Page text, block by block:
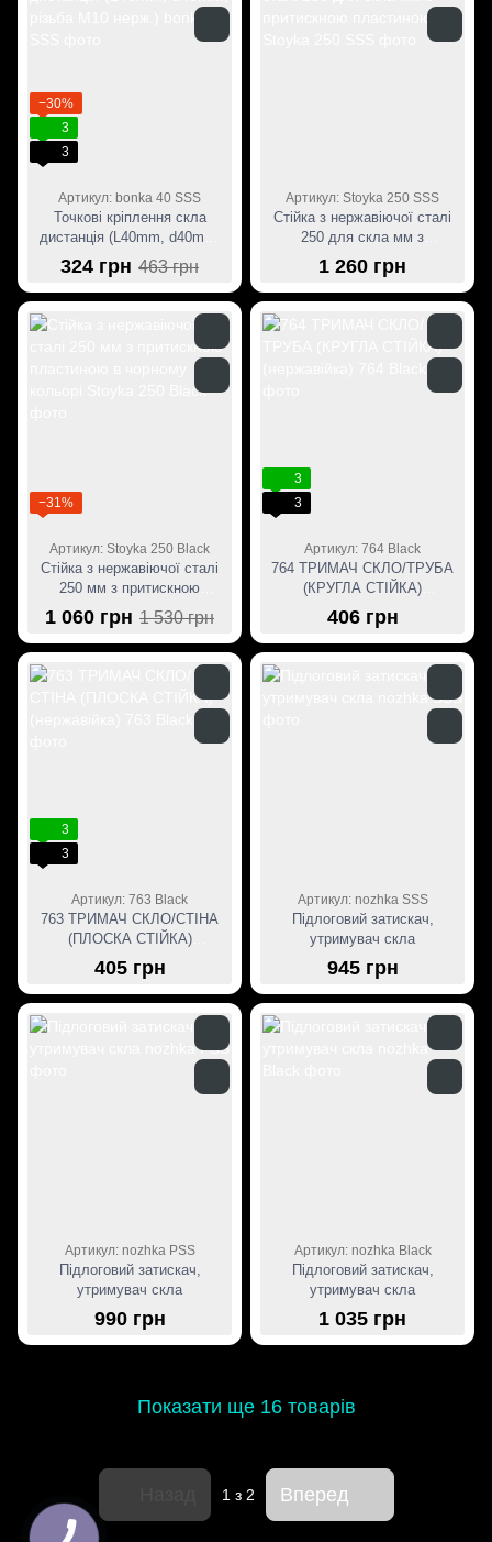
−30%
3
3
Артикул: bonka 40 SSS
Точкові кріплення скла
дистанція (L40mm, d40mm,
різьба M10 нерж.)
324 грн 463 грн
Артикул: Stoyka 250 SSS
Стійка з нержавіючої сталі
250 для скла мм з
притискною пластиною
1 260 грн
−31%
Артикул: Stoyka 250 Black
Стійка з нержавіючої сталі
250 мм з притискною
пластиною в чорному кольорі
1 060 грн 1 530 грн
3
3
Артикул: 764 Black
764 ТРИМАЧ СКЛО/ТРУБА
(КРУГЛА СТІЙКА)
(нержавійка)
406 грн
3
3
Артикул: 763 Black
763 ТРИМАЧ СКЛО/СТІНА
(ПЛОСКА СТІЙКА)
(нержавійка)
405 грн
Артикул: nozhka SSS
Підлоговий затискач,
утримувач скла
945 грн
Артикул: nozhka PSS
Підлоговий затискач,
утримувач скла
990 грн
Артикул: nozhka Black
Підлоговий затискач,
утримувач скла
1 035 грн
Показати ще 16 товарів
1з 2 Вперед